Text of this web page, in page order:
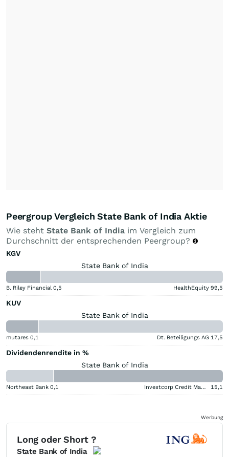
Peergroup Vergleich State Bank of India Aktie
Wie steht State Bank of India im Vergleich zum
Durchschnitt der entsprechenden Peergroup?
KGV
State Bank of India
B. Riley Financial 0,5 HealthEquity 99,5
KUV
State Bank of India
mutares 0,1 Dt. Beteiligungs AG 17,5
Dividendenrendite in %
State Bank of India
Northeast Bank 0,1 Investcorp Credit Management BDC 15,1
Werbung
Long oder Short ?
State Bank of India